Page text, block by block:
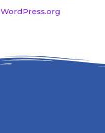
WordPress.org